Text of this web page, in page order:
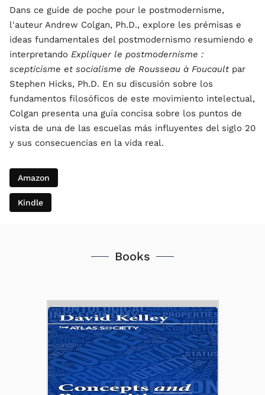
Dans ce guide de poche pour le postmodernisme,
l'auteur Andrew Colgan, Ph.D., explore les prémisas e
ideas fundamentales del postmodernismo resumiendo e
interpretando Expliquer le postmodernisme :
scepticisme et socialisme de Rousseau à Foucault par
Stephen Hicks, Ph.D. En su discusión sobre los
fundamentos filosóficos de este movimiento intelectual,
Colgan presenta una guía concisa sobre los puntos de
vista de una de las escuelas más influyentes del siglo 20
y sus consecuencias en la vida real.
Amazon
Kindle
Books